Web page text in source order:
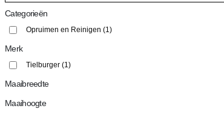
Categorieën
Opruimen en Reinigen (1)
Merk
Tielburger (1)
Maaibreedte
Maaihoogte